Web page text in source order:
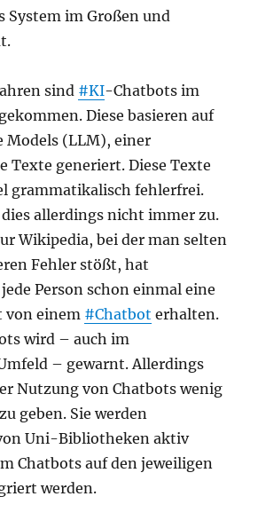
im Großen und
sind #KI-Chatbots im
Diese basieren auf
Models (LLM), einer
Texte generiert. Diese Texte
grammatikalisch fehlerfrei.
allerdings nicht immer zu.
Wikipedia, bei der man selten
Fehler stößt, hat
Person schon einmal eine
von einem #Chatbot erhalten.
wird – auch im
– gewarnt. Allerdings
Nutzung von Chatbots wenig
geben. Sie werden
Uni-Bibliotheken aktiv
Chatbots auf den jeweiligen
werden.